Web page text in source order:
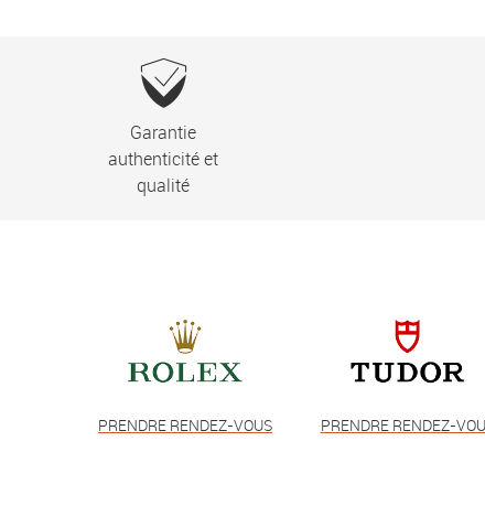
Garantie
authenticité et
qualité
PRENDRE RENDEZ-VOUS PRENDRE RENDEZ-